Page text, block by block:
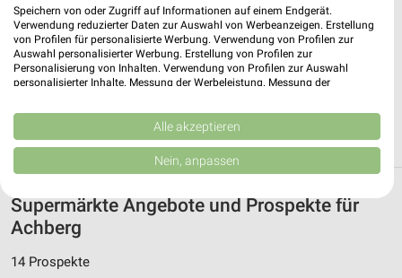
METRO GASTRO Wangen (Allgäu)
Simoniusstraße 7
88239 Wangen (Allgäu)
Heute 08:00 - 18:00 Uhr | Geschlossen
594,89 km • Angebote: 6 Prospekte
Supermärkte Angebote und Prospekte für
Achberg
14 Prospekte
Speichern von oder Zugriff auf Informationen auf einem Endgerät.
Verwendung reduzierter Daten zur Auswahl von Werbeanzeigen. Erstellung
von Profilen für personalisierte Werbung. Verwendung von Profilen zur
Auswahl personalisierter Werbung. Erstellung von Profilen zur
Personalisierung von Inhalten. Verwendung von Profilen zur Auswahl
personalisierter Inhalte. Messung der Werbeleistung. Messung der
Kombinationen von Daten aus verschiedenen Quellen. Entwicklung und
Verbesserung der Angebote. Verwendung reduzierter Daten zur Auswahl
von Inhalten.
Daten können außerhalb der Europäischen Union weitergegeben und in die
Website/App.
Partnerliste anzeigen (1 IAB-Anbieter)
IAB-Verarbeitungszwecke:
Alle akzeptieren
Nein, anpassen